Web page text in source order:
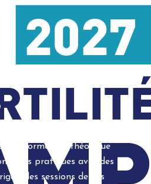
une formation théorique
plus pratiques avec des
des sessions de cas